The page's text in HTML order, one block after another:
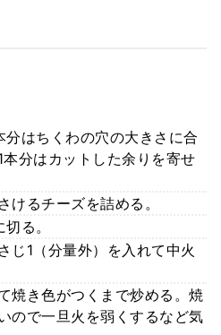
はちくわの穴の大きさに合
分はカットした余りを寄せ
けるチーズを詰める。
る。
じ1（分量外）を入れて中火
焼き色がつくまで炒める。焼
ので一旦火を弱くするなど気